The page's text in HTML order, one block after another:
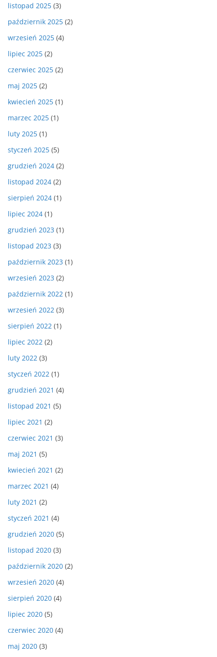
listopad 2025 (3)
październik 2025 (2)
wrzesień 2025 (4)
lipiec 2025 (2)
czerwiec 2025 (2)
maj 2025 (2)
kwiecień 2025 (1)
marzec 2025 (1)
luty 2025 (1)
styczeń 2025 (5)
grudzień 2024 (2)
listopad 2024 (2)
sierpień 2024 (1)
lipiec 2024 (1)
grudzień 2023 (1)
listopad 2023 (3)
październik 2023 (1)
wrzesień 2023 (2)
październik 2022 (1)
wrzesień 2022 (3)
sierpień 2022 (1)
lipiec 2022 (2)
luty 2022 (3)
styczeń 2022 (1)
grudzień 2021 (4)
listopad 2021 (5)
lipiec 2021 (2)
czerwiec 2021 (3)
maj 2021 (5)
kwiecień 2021 (2)
marzec 2021 (4)
luty 2021 (2)
styczeń 2021 (4)
grudzień 2020 (5)
listopad 2020 (3)
październik 2020 (2)
wrzesień 2020 (4)
sierpień 2020 (4)
lipiec 2020 (5)
czerwiec 2020 (4)
maj 2020 (3)